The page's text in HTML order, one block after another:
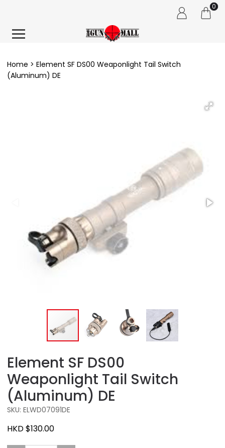
0
Home
Element SF DS00 Weaponlight Tail Switch
(Aluminum) DE
Element SF DS00
Weaponlight Tail Switch
(Aluminum) DE
SKU: ELWD07091DE
HKD $130.00